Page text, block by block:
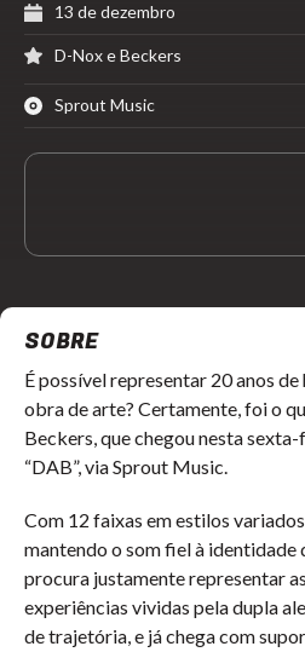
13 de dezembro
D-Nox e Beckers
Sprout Music
SOBRE
É possível representar 20 anos
obra de arte? Certamente, foi o
Beckers, que chegou nesta
“DAB”, via Sprout Music.
Com 12 faixas em estilos
mantendo o som fiel à
procura justamente representar
experiências vividas pela dupla
de trajetória, e já chega com